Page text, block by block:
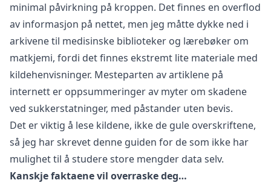
minimal påvirkning på kroppen. Det finnes en overflod
av informasjon på nettet, men jeg måtte dykke ned i
arkivene til medisinske biblioteker og lærebøker om
matkjemi, fordi det finnes ekstremt lite materiale med
kildehenvisninger. Mesteparten av artiklene på
internett er oppsummeringer av myter om skadene
ved sukkerstatninger, med påstander uten bevis.
Det er viktig å lese kildene, ikke de gule overskriftene,
så jeg har skrevet denne guiden for de som ikke har
mulighet til å studere store mengder data selv.
Kanskje faktaene vil overraske deg…